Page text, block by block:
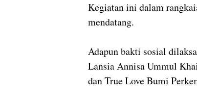
Kegiatan ini dalam
mendatang.
Adapun bakti sosial
Lansia Annisa Ummul
dan True Love Bumi